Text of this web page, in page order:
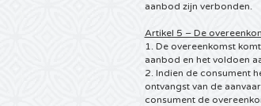
aanbod zijn verbonden.
Artikel 5 – De
1. De overeenkomst
aanbod en het voldoen
2. Indien de consument
ontvangst van de
consument de